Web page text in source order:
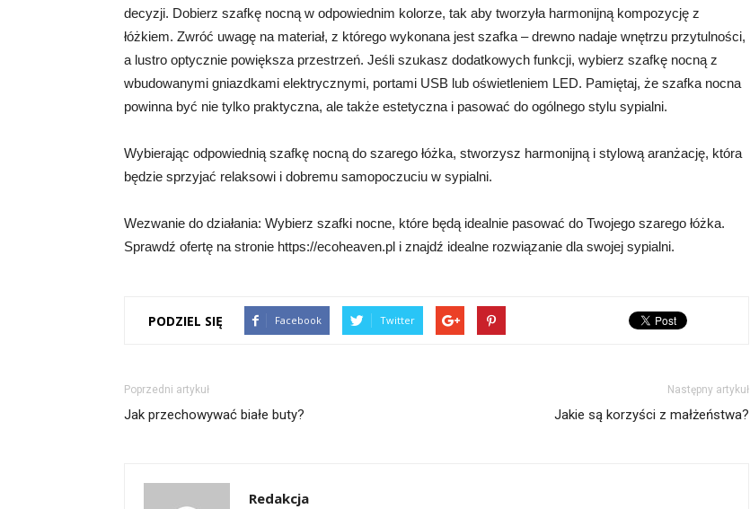
decyzji. Dobierz szafkę nocną w odpowiednim kolorze, tak aby tworzyła harmonijną kompozycję z
łóżkiem. Zwróć uwagę na materiał, z którego wykonana jest szafka – drewno nadaje wnętrzu przytulności,
a lustro optycznie powiększa przestrzeń. Jeśli szukasz dodatkowych funkcji, wybierz szafkę nocną z
wbudowanymi gniazdkami elektrycznymi, portami USB lub oświetleniem LED. Pamiętaj, że szafka nocna
powinna być nie tylko praktyczna, ale także estetyczna i pasować do ogólnego stylu sypialni.
Wybierając odpowiednią szafkę nocną do szarego łóżka, stworzysz harmonijną i stylową aranżację, która
będzie sprzyjać relaksowi i dobremu samopoczuciu w sypialni.
Wezwanie do działania: Wybierz szafki nocne, które będą idealnie pasować do Twojego szarego łóżka.
Sprawdź ofertę na stronie https://ecoheaven.pl i znajdź idealne rozwiązanie dla swojej sypialni.
PODZIEL SIĘ Facebook Twitter
Poprzedni artykuł
Jak przechowywać białe buty?
Następny artykuł
Jakie są korzyści z małżeństwa?
Redakcja